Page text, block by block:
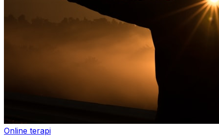
Online terapi